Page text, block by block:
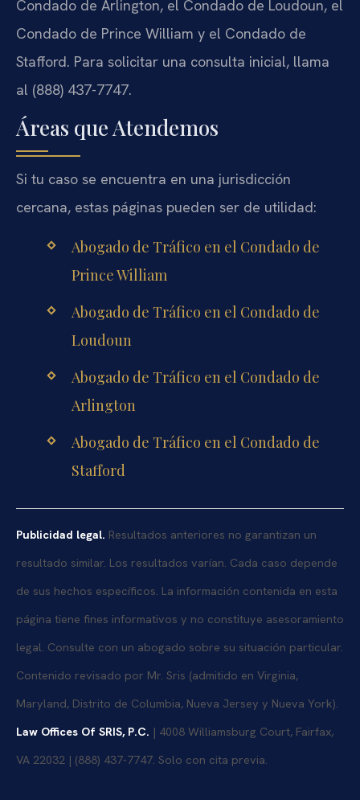
Condado de Arlington, el Condado de Loudoun, el
Condado de Prince William y el Condado de
Stafford. Para solicitar una consulta inicial, llama
al (888) 437-7747.
Áreas que Atendemos
Si tu caso se encuentra en una jurisdicción
cercana, estas páginas pueden ser de utilidad:
Abogado de Tráfico en el Condado de
Prince William
Abogado de Tráfico en el Condado de
Loudoun
Abogado de Tráfico en el Condado de
Arlington
Abogado de Tráfico en el Condado de
Stafford
Publicidad legal. Resultados anteriores no garantizan un
resultado similar. Los resultados varían. Cada caso depende
de sus hechos específicos. La información contenida en esta
página tiene fines informativos y no constituye asesoramiento
legal. Consulte con un abogado sobre su situación particular.
Contenido revisado por Mr. Sris (admitido en Virginia,
Maryland, Distrito de Columbia, Nueva Jersey y Nueva York).
Law Offices Of SRIS, P.C. | 4008 Williamsburg Court, Fairfax,
VA 22032 | (888) 437-7747. Solo con cita previa.